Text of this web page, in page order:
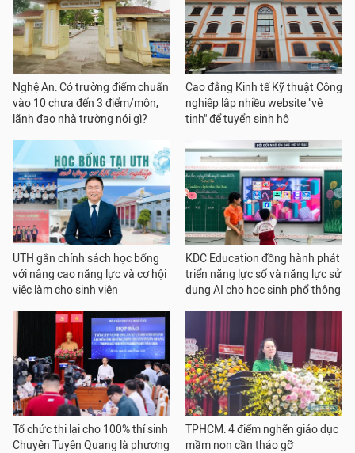
Nghệ An: Có trường điểm chuẩn
vào 10 chưa đến 3 điểm/môn,
lãnh đạo nhà trường nói gì?
Cao đẳng Kinh tế Kỹ thuật Công
nghiệp lập nhiều website "vệ
tinh" để tuyển sinh hộ
UTH gắn chính sách học bổng
với nâng cao năng lực và cơ hội
việc làm cho sinh viên
KDC Education đồng hành phát
triển năng lực số và năng lực sử
dụng AI cho học sinh phổ thông
Tổ chức thi lại cho 100% thí sinh
Chuyên Tuyên Quang là phương
TPHCM: 4 điểm nghẽn giáo dục
mầm non cần tháo gỡ